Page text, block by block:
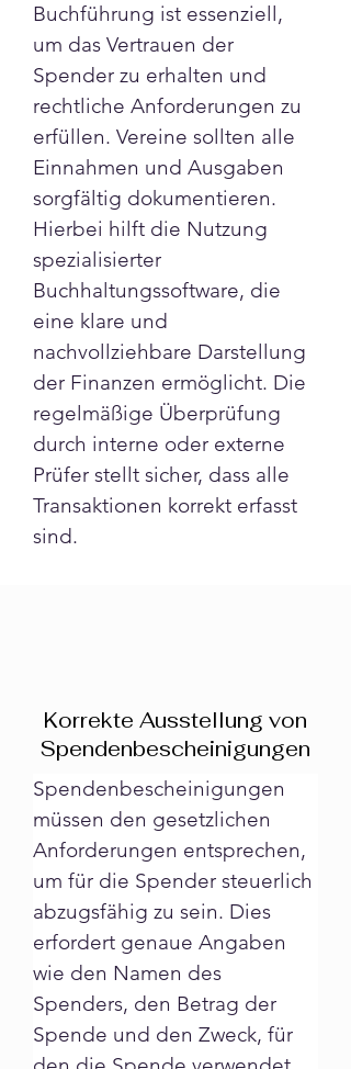
Buchführung ist essenziell,
um das Vertrauen der
Spender zu erhalten und
rechtliche Anforderungen zu
erfüllen. Vereine sollten alle
Einnahmen und Ausgaben
sorgfältig dokumentieren.
Hierbei hilft die Nutzung
spezialisierter
Buchhaltungssoftware, die
eine klare und
nachvollziehbare Darstellung
der Finanzen ermöglicht. Die
regelmäßige Überprüfung
durch interne oder externe
Prüfer stellt sicher, dass alle
Transaktionen korrekt erfasst
sind.
Korrekte Ausstellung von
Spendenbescheinigungen
Spendenbescheinigungen
müssen den gesetzlichen
Anforderungen entsprechen,
um für die Spender steuerlich
abzugsfähig zu sein. Dies
erfordert genaue Angaben
wie den Namen des
Spenders, den Betrag der
Spende und den Zweck, für